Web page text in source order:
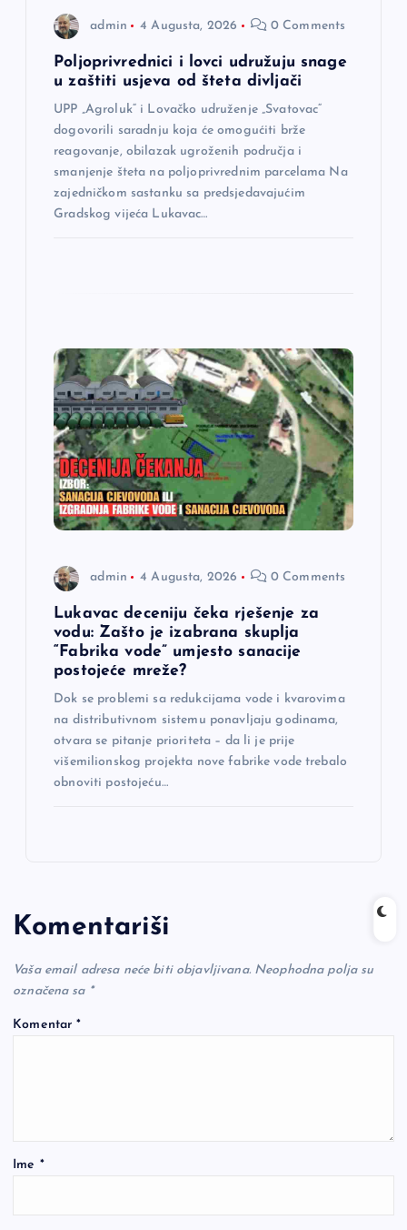
admin 4 Augusta, 2026 0 Comments
Poljoprivrednici i lovci udružuju snage
u zaštiti usjeva od šteta divljači
UPP „Agroluk“ i Lovačko udruženje „Svatovac“
dogovorili saradnju koja će omogućiti brže
reagovanje, obilazak ugroženih područja i
smanjenje šteta na poljoprivrednim parcelama Na
zajedničkom sastanku sa predsjedavajućim
Gradskog vijeća Lukavac…
admin 4 Augusta, 2026 0 Comments
Lukavac deceniju čeka rješenje za
vodu: Zašto je izabrana skuplja
“Fabrika vode” umjesto sanacije
postojeće mreže?
Dok se problemi sa redukcijama vode i kvarovima
na distributivnom sistemu ponavljaju godinama,
otvara se pitanje prioriteta – da li je prije
višemilionskog projekta nove fabrike vode trebalo
obnoviti postojeću…
Komentariši
Vaša email adresa neće biti objavljivana. Neophodna polja su
označena sa *
Komentar*
Ime *